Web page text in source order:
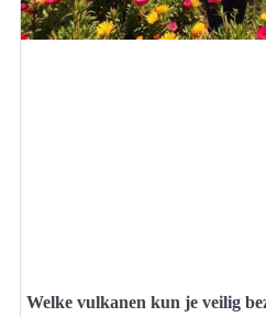
Welke vulkanen kun je veilig